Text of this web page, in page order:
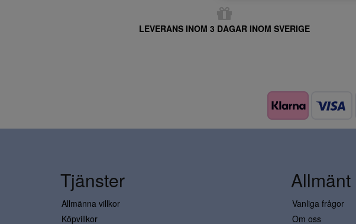
LEVERANS INOM 3 DAGAR INOM SVERIGE
Tjänster
Allmänna villkor
Köpvillkor
Allmänt
Vanliga frågor
Om oss